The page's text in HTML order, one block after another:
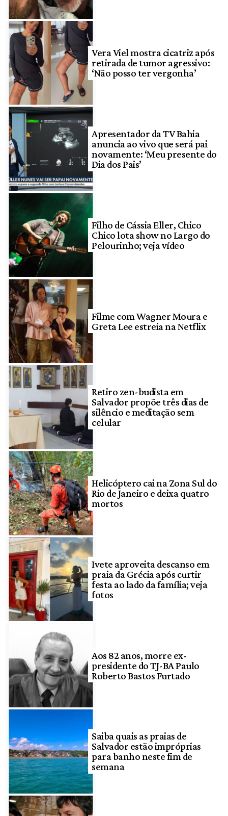
Vera Viel mostra cicatriz após
retirada de tumor agressivo:
‘Não posso ter vergonha’
Apresentador da TV Bahia
anuncia ao vivo que será pai
novamente: ‘Meu presente do
Dia dos Pais’
Filho de Cássia Eller, Chico
Chico lota show no Largo do
Pelourinho; veja vídeo
Filme com Wagner Moura e
Greta Lee estreia na Netflix
Retiro zen-budista em
Salvador propõe três dias de
silêncio e meditação sem
celular
Helicóptero cai na Zona Sul do
Rio de Janeiro e deixa quatro
mortos
Ivete aproveita descanso em
praia da Grécia após curtir
festa ao lado da família; veja
fotos
Aos 82 anos, morre ex-
presidente do TJ-BA Paulo
Roberto Bastos Furtado
Saiba quais as praias de
Salvador estão impróprias
para banho neste fim de
semana